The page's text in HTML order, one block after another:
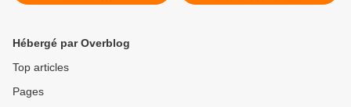
Hébergé par Overblog
Top articles
Pages